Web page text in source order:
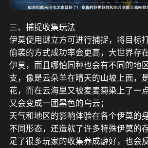
三、捕捉收集玩法
伊莫使用谜立方可进行捕捉，将目标
偷袭的方式成功率会更高，大世界存
伊莫，而且哪怕同种也会有不同的地
支，像是云朵羊在晴天的山坡上面，
花，而在云海里又被麦麦菊染上了一
又会变成一团黑色的乌云；
天气和地区的影响体验在各个伊莫的
不同形态，还造就了许多特殊伊莫的
足了很多玩家的收集养成癖好，也会